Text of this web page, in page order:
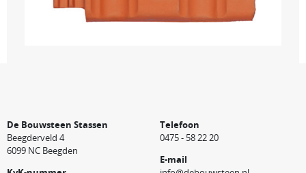
De Bouwsteen Stassen
Beegderveld 4
6099 NC Beegden
Telefoon
0475 - 58 22 20
E-mail